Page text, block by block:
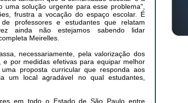
uma solução urgente para esse problema",
frustra a vocação do espaço escolar. É
professores e estudantes que relatam
ainda não estejamos sabendo lidar
Meirelles.
necessariamente, pela valorização dos
por medidas efetivas para equipar melhor
proposta curricular que responda aos
um local agradável no qual estudantes,
em todo o Estado de São Paulo entre